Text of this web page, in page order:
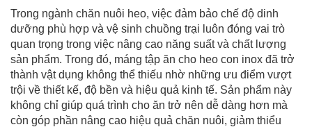
Trong ngành chăn nuôi heo, việc đảm bảo chế độ dinh
dưỡng phù hợp và vệ sinh chuồng trại luôn đóng vai trò
quan trọng trong việc nâng cao năng suất và chất lượng
sản phẩm. Trong đó, máng tập ăn cho heo con inox đã trở
thành vật dụng không thể thiếu nhờ những ưu điểm vượt
trội về thiết kế, độ bền và hiệu quả kinh tế. Sản phẩm này
không chỉ giúp quá trình cho ăn trở nên dễ dàng hơn mà
còn góp phần nâng cao hiệu quả chăn nuôi, giảm thiểu